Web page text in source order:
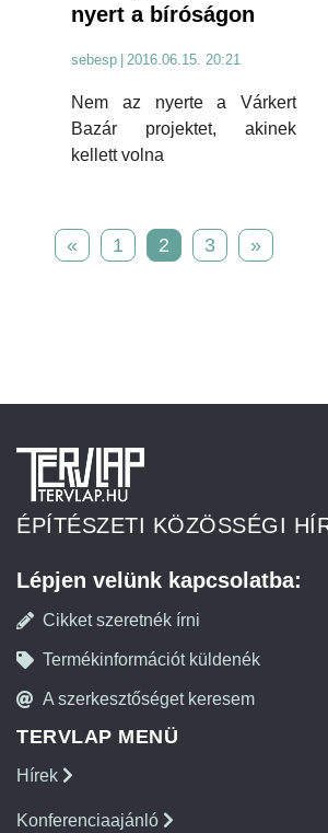
nyert a bíróságon
sebesp 2016.06.15. 20:21
Nem az nyerte a Várkert
Bazár projektet, akinek
kellett volna
« 1 2 3 »
ÉPÍTÉSZETI KÖZÖSSÉGI
Lépjen velünk kapcsolatba:
Cikket szeretnék írni
Termékinformációt küldenék
A szerkesztőséget keresem
TERVLAP MENÜ
Hírek
Konferenciaajánló